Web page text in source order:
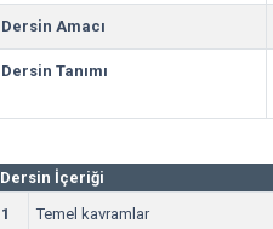
Dersin Amacı
Dersin Tanımı
Dersin İçeriği
1
Temel kavramlar